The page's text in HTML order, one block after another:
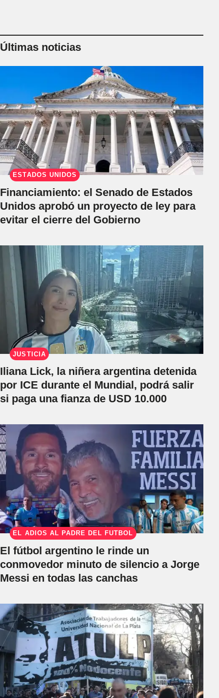
Últimas noticias
ESTADOS UNIDOS
Financiamiento: el Senado de Estados
Unidos aprobó un proyecto de ley para
evitar el cierre del Gobierno
JUSTICIA
Iliana Lick, la niñera argentina detenida
por ICE durante el Mundial, podrá salir
si paga una fianza de USD 10.000
EL ADIÓS AL PADRE DEL FÚTBOL
El fútbol argentino le rinde un
conmovedor minuto de silencio a Jorge
Messi en todas las canchas